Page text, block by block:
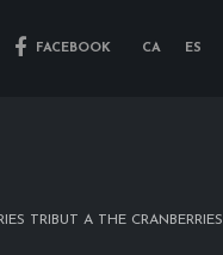
FACEBOOK CA ES
TRIBUT A THE CRANBERRIES